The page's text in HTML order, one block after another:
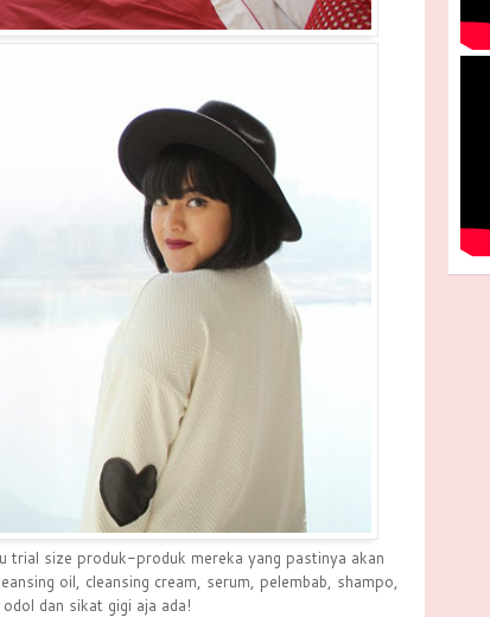
trial size produk-produk mereka yang pastinya akan
oil, cleansing cream, serum, pelembab, shampo,
dan sikat gigi aja ada!